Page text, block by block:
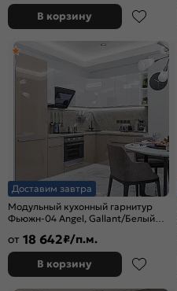
В корзину
Доставим завтра
Модульный кухонный гарнитур
Фьюжн-04 Angel, Gallant/Белый
от 18 642₽/п.м.
В корзину